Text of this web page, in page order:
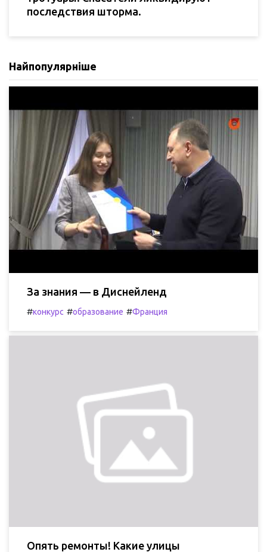
последствия шторма.
Найпопулярніше
За знания — в Диснейленд
#конкурс #образование #Франция
Опять ремонты! Какие улицы